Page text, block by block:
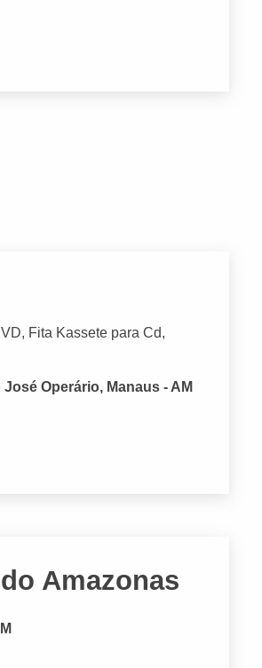
Fita Kassete para Cd,
Operário, Manaus - AM
Amazonas